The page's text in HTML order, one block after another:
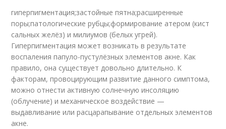
гиперпигментация;застойные пятна;расширенные
поры;патологические рубцы;формирование атером (кист
сальных желёз) и милиумов (белых угрей).
Гиперпигментация может возникать в результате
воспаления папуло-пустулёзных элементов акне. Как
правило, она существует довольно длительно. К
факторам, провоцирующим развитие данного симптома,
можно отнести активную солнечную инсоляцию
(облучение) и механическое воздействие —
выдавливание или расцарапывание отдельных элементов
акне.